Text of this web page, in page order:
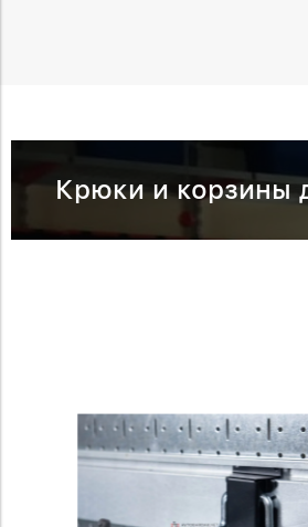
Крюки и корзины